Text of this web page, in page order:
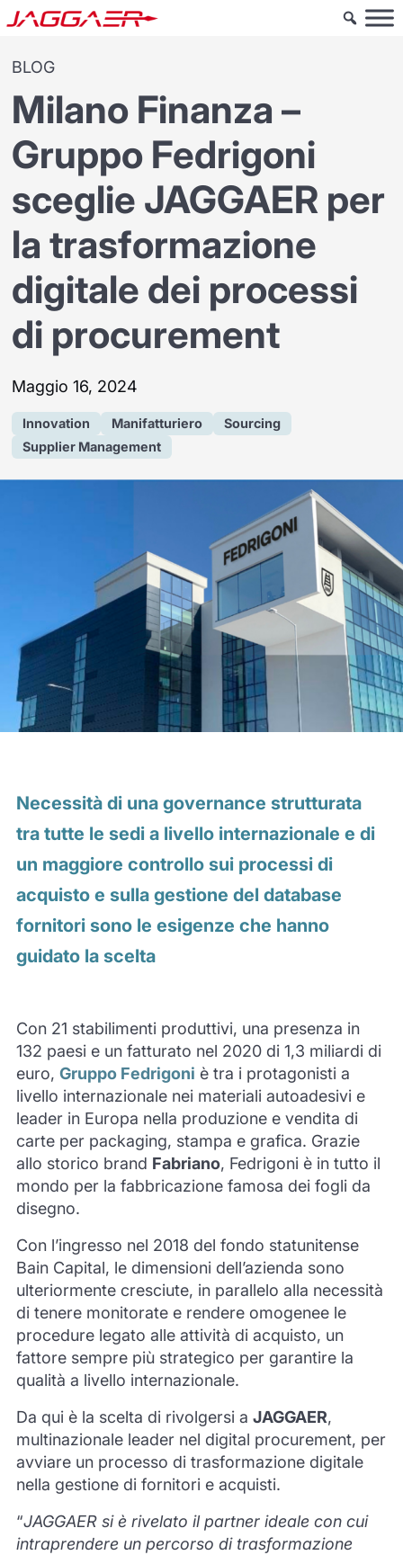
BLOG
Milano Finanza –
Gruppo Fedrigoni
sceglie JAGGAER per
la trasformazione
digitale dei processi
di procurement
Maggio 16, 2024
Innovation Manifatturiero
Sourcing
Supplier Management
Necessità di una governance strutturata
tra tutte le sedi a livello internazionale e di
un maggiore controllo sui processi di
acquisto e sulla gestione del database
fornitori sono le esigenze che hanno
guidato la scelta
Con 21 stabilimenti produttivi, una presenza in
132 paesi e un fatturato nel 2020 di 1,3 miliardi di
euro, Gruppo Fedrigoni è tra i protagonisti a
livello internazionale nei materiali autoadesivi e
leader in Europa nella produzione e vendita di
carte per packaging, stampa e grafica. Grazie
allo storico brand Fabriano, Fedrigoni è in tutto il
mondo per la fabbricazione famosa dei fogli da
disegno.
Con l’ingresso nel 2018 del fondo statunitense
Bain Capital, le dimensioni dell’azienda sono
ulteriormente cresciute, in parallelo alla necessità
di tenere monitorate e rendere omogenee le
procedure legato alle attività di acquisto, un
fattore sempre più strategico per garantire la
qualità a livello internazionale.
Da qui è la scelta di rivolgersi a JAGGAER,
multinazionale leader nel digital procurement, per
avviare un processo di trasformazione digitale
nella gestione di fornitori e acquisti.
“JAGGAER si è rivelato il partner ideale con cui
intraprendere un percorso di trasformazione